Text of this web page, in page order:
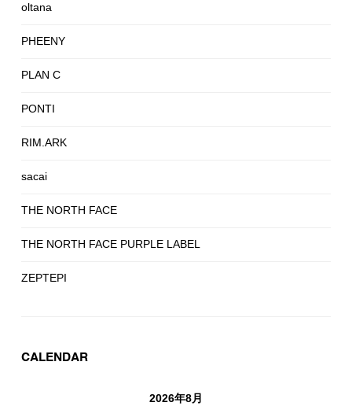
oltana
PHEENY
PLAN C
PONTI
RIM.ARK
sacai
THE NORTH FACE
THE NORTH FACE PURPLE LABEL
ZEPTEPI
CALENDAR
2026年8月